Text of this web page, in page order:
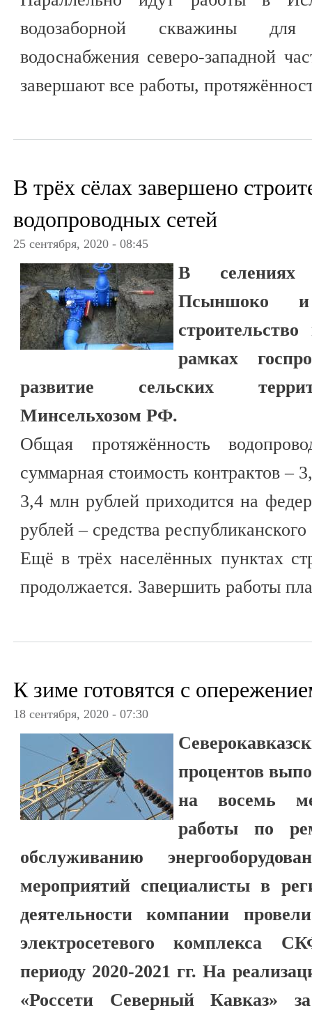
водозаборной скважины для
водоснабжения северо-западной
завершают все работы,
В трёх сёлах завершено
водопроводных сетей
25 сентября, 2020 - 08:45
В селениях
Псыншоко и
рамках
развитие сельских
Минсельхозом РФ.
Общая протяжённость
суммарная стоимость контрактов –
3,4 млн рублей приходится на
рублей – средства
Ещё в трёх населённых пунктах
продолжается. Завершить работы
К зиме готовятся с
18 сентября, 2020 - 07:30
процентов
на восемь
работы по
обслуживанию
мероприятий специалисты в
деятельности компании
электросетевого комплекса
периоду 2020-2021 гг. На
«Россети Северный Кавказ»